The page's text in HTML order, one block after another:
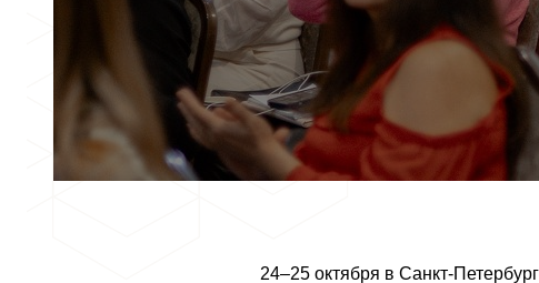
24–25 октября в Санкт-